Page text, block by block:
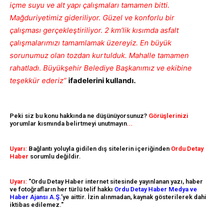
içme suyu ve alt yapı çalışmaları tamamen bitti.
Mağduriyetimiz gideriliyor. Güzel ve konforlu bir
çalışması gerçekleştiriliyor. 2 km’lik kısımda asfalt
çalışmalarımızı tamamlamak üzereyiz. En büyük
sorunumuz olan tozdan kurtulduk. Mahalle tamamen
rahatladı. Büyükşehir Belediye Başkanımız ve ekibine
teşekkür ederiz” ifadelerini kullandı.
Peki siz bu konu hakkında ne düşünüyorsunuz? Görüşlerinizi
yorumlar kısmında belirtmeyi unutmayın...
Uyarı: Bağlantı yoluyla gidilen dış sitelerin içeriğinden Ordu Detay
Haber sorumlu değildir.
Uyarı: "Ordu Detay Haber internet sitesinde yayınlanan yazı, haber
ve fotoğrafların her türlü telif hakkı Ordu Detay Haber Medya ve
Haber Ajansı A.Ş.’ye aittir. İzin alınmadan, kaynak gösterilerek dahi
iktibas edilemez."